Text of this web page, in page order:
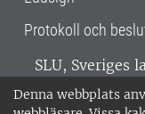
Denna webbplats
Protokoll och
SLU, Sveriges
verksamhet
Alnarp,